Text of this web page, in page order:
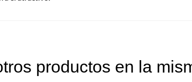
productos en la